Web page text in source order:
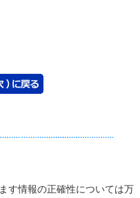
す情報の正確性については万